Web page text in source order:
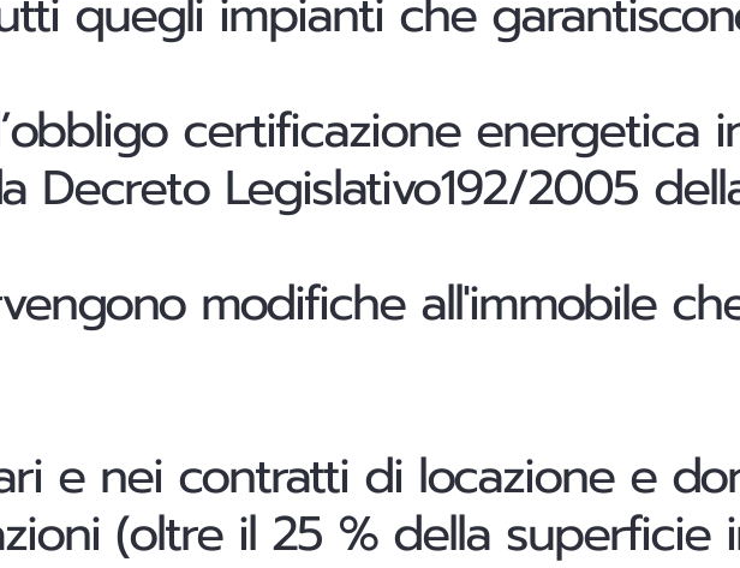
quegli impianti che
certificazione energetica
Decreto Legislativo192/2005
modifiche all'immobile
e nei contratti di locazione e
(oltre il 25 % della superficie